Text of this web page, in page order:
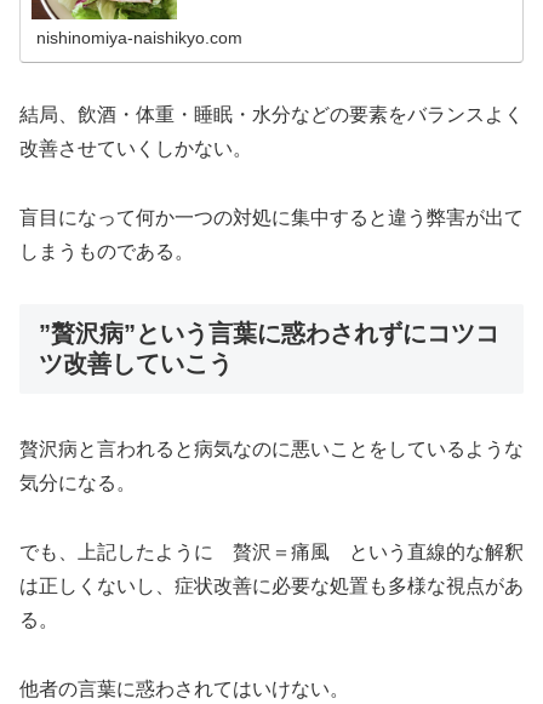
nishinomiya-naishikyo.com
結局、飲酒・体重・睡眠・水分などの要素をバランスよく
改善させていくしかない。
盲目になって何か一つの対処に集中すると違う弊害が出て
しまうものである。
”贅沢病”という言葉に惑わされずにコツコ
ツ改善していこう
贅沢病と言われると病気なのに悪いことをしているような
気分になる。
でも、上記したように 贅沢＝痛風 という直線的な解釈
は正しくないし、症状改善に必要な処置も多様な視点があ
る。
他者の言葉に惑わされてはいけない。